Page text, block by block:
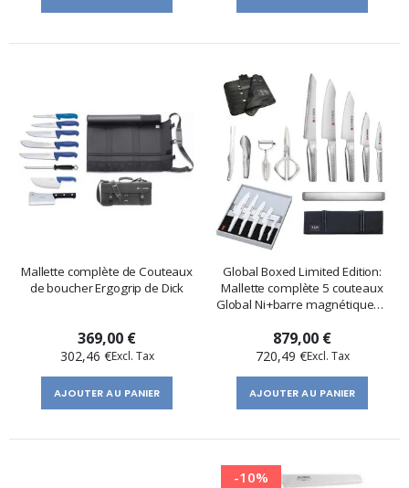
Mallette complète de Couteaux
de boucher Ergogrip de Dick
369,00 €
302,46 €
AJOUTER AU PANIER
Global Boxed Limited Edition:
Mallette complète 5 couteaux
Global Ni+barre magnétique+4
879,00 €
720,49 €
AJOUTER AU PANIER
-10%